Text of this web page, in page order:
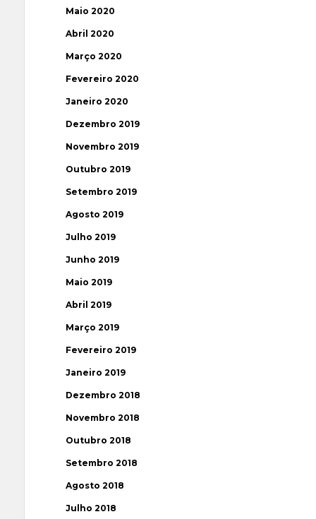
Maio 2020
Abril 2020
Março 2020
Fevereiro 2020
Janeiro 2020
Dezembro 2019
Novembro 2019
Outubro 2019
Setembro 2019
Agosto 2019
Julho 2019
Junho 2019
Maio 2019
Abril 2019
Março 2019
Fevereiro 2019
Janeiro 2019
Dezembro 2018
Novembro 2018
Outubro 2018
Setembro 2018
Agosto 2018
Julho 2018